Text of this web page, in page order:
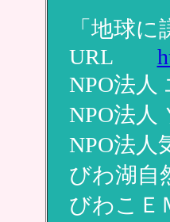
「地球
URL
NPO法人
NPO法人
NPO法人
びわ湖自
びわこＥ